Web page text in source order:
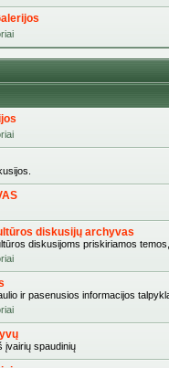
diskusijų archyvas
diskusijoms priskiriamos
ir pasenusios informacijos
įvairių spaudinių